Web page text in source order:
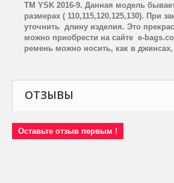
ТМ YSK 2016-9. Данная модель
размерах ( 110,115,120,125,130). При
уточнить длину изделия. Это
можно приобрести на сайте e-bags.
ремень можно носить, как в
ОТЗЫВЫ
Оставьте отзыв первым !